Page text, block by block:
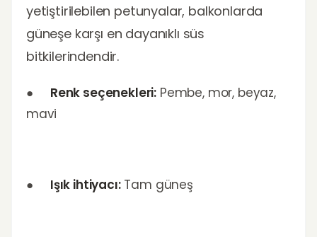
yetiştirilebilen petunyalar, balkonlarda
güneşe karşı en dayanıklı süs
bitkilerindendir.
● Renk seçenekleri: Pembe, mor, beyaz,
mavi
● Işık ihtiyacı:Tam güneş